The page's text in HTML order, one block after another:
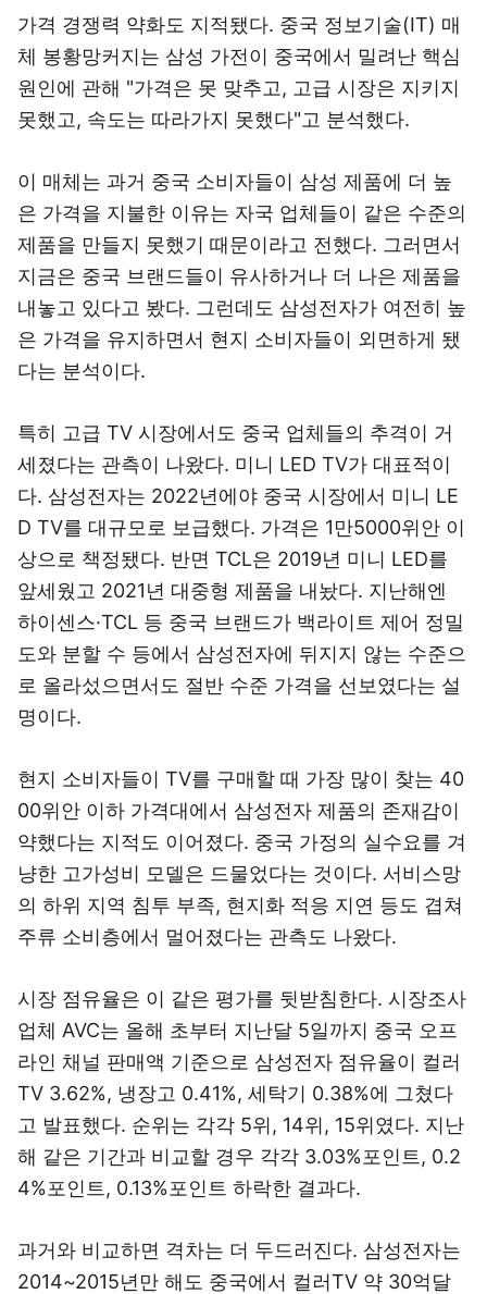
가격 경쟁력 약화도 지적됐다. 중국 정보기술(IT) 매
체 봉황망커지는 삼성 가전이 중국에서 밀려난 핵심
원인에 관해 "가격은 못 맞추고, 고급 시장은 지키지
못했고, 속도는 따라가지 못했다"고 분석했다.
이 매체는 과거 중국 소비자들이 삼성 제품에 더 높
은 가격을 지불한 이유는 자국 업체들이 같은 수준의
제품을 만들지 못했기 때문이라고 전했다. 그러면서
지금은 중국 브랜드들이 유사하거나 더 나은 제품을
내놓고 있다고 봤다. 그런데도 삼성전자가 여전히 높
은 가격을 유지하면서 현지 소비자들이 외면하게 됐
다는 분석이다.
특히 고급 TV 시장에서도 중국 업체들의 추격이 거
세졌다는 관측이 나왔다. 미니 LED TV가 대표적이
다. 삼성전자는 2022년에야 중국 시장에서 미니 LE
D TV를 대규모로 보급했다. 가격은 1만5000위안 이
상으로 책정됐다. 반면 TCL은 2019년 미니 LED를
앞세웠고 2021년 대중형 제품을 내놨다. 지난해엔
하이센스·TCL 등 중국 브랜드가 백라이트 제어 정밀
도와 분할 수 등에서 삼성전자에 뒤지지 않는 수준으
로 올라섰으면서도 절반 수준 가격을 선보였다는 설
명이다.
현지 소비자들이 TV를 구매할 때 가장 많이 찾는 40
00위안 이하 가격대에서 삼성전자 제품의 존재감이
약했다는 지적도 이어졌다. 중국 가정의 실수요를 겨
냥한 고가성비 모델은 드물었다는 것이다. 서비스망
의 하위 지역 침투 부족, 현지화 적응 지연 등도 겹쳐
주류 소비층에서 멀어졌다는 관측도 나왔다.
시장 점유율은 이 같은 평가를 뒷받침한다. 시장조사
업체 AVC는 올해 초부터 지난달 5일까지 중국 오프
라인 채널 판매액 기준으로 삼성전자 점유율이 컬러
TV 3.62%, 냉장고 0.41%, 세탁기 0.38%에 그쳤다
고 발표했다. 순위는 각각 5위, 14위, 15위였다. 지난
해 같은 기간과 비교할 경우 각각 3.03%포인트, 0.2
4%포인트, 0.13%포인트 하락한 결과다.
과거와 비교하면 격차는 더 두드러진다. 삼성전자는
2014~2015년만 해도 중국에서 컬러TV 약 30억달